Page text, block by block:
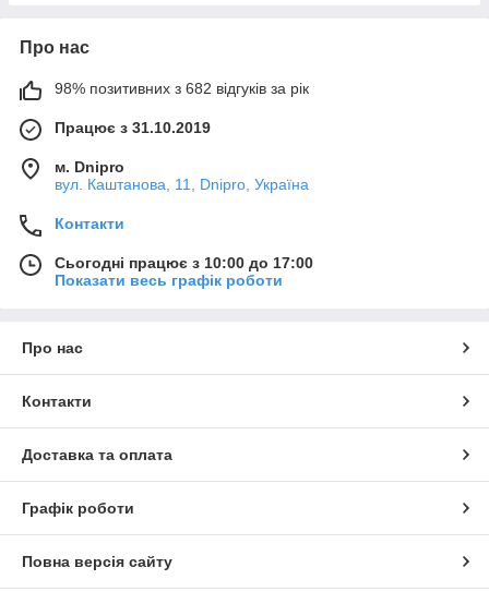
Про нас
98% позитивних з 682 відгуків за рік
Працює з 31.10.2019
м. Dnipro
вул. Каштанова, 11, Dnipro, Україна
Контакти
Сьогодні працює з 10:00 до 17:00
Показати весь графік роботи
Про нас
Контакти
Доставка та оплата
Графік роботи
Повна версія сайту